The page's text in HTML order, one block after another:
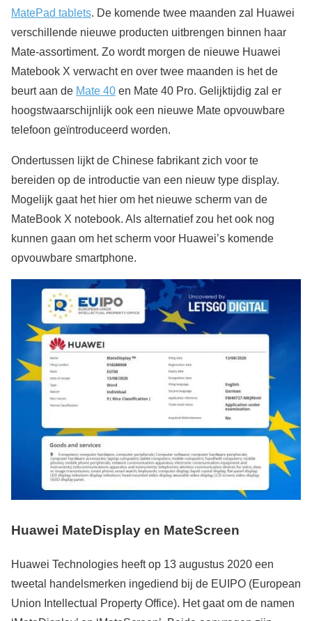
MatePad tablets. De komende twee maanden zal Huawei
verschillende nieuwe producten uitbrengen binnen haar
Mate-assortiment. Zo wordt morgen de nieuwe Huawei
Matebook X verwacht en over twee maanden is het de
beurt aan de Mate 40 en Mate 40 Pro. Gelijktijdig zal er
hoogstwaarschijnlijk ook een nieuwe Mate opvouwbare
telefoon geïntroduceerd worden.
Ondertussen lijkt de Chinese fabrikant zich voor te
bereiden op de introductie van een nieuw type display.
Mogelijk gaat het hier om het nieuwe scherm van de
MateBook X notebook. Als alternatief zou het ook nog
kunnen gaan om het scherm voor Huawei’s komende
opvouwbare smartphone.
Huawei MateDisplay en MateScreen
Huawei Technologies heeft op 13 augustus 2020 een
tweetal handelsmerken ingediend bij de EUIPO (European
Union Intellectual Property Office). Het gaat om de namen